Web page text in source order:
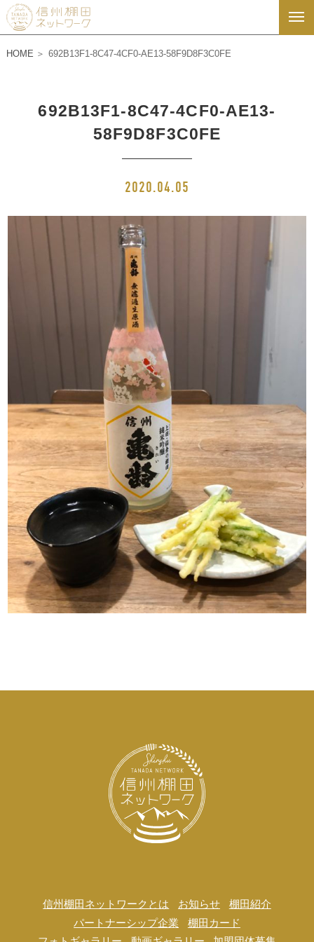
HOME 692B13F1-8C47-4CF0-AE13-58F9D8F3C0FE
692B13F1-8C47-4CF0-AE13-
58F9D8F3C0FE
2020.04.05
信州棚田ネットワークとは お知らせ
棚田紹介
パートナーシップ企業
棚田カード